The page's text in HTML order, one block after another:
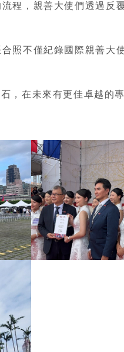
程，親善大使們透過反
照不僅紀錄國際親善大
，在未來有更佳卓越的專